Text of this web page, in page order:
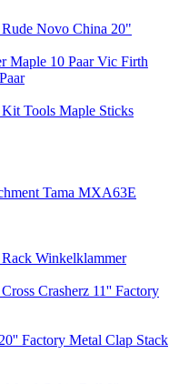
Rude Novo China 20"
Vic Firth
Kit Tools Maple Sticks
Tama MXA63E
Winkelklammer
Factory
Factory Metal Clap Stack